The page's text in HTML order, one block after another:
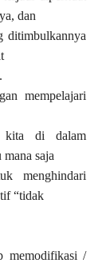
dan
ditimbulkannya
mempelajari
kita di dalam
saja
menghindari
“tidak
memodifikasi /